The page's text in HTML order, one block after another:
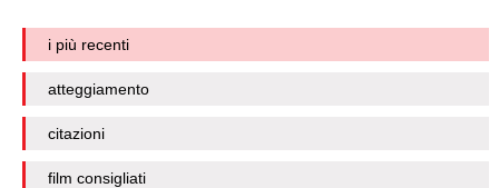
i più recenti
atteggiamento
citazioni
film consigliati